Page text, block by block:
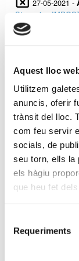
Aquest lloc
Utilitzem
anuncis, oferir
trànsit del lloc.
com feu servir
socials, de
seu torn, ells la
els hàgiu
que heu fet
Requeriments
27-05-2021 -
Streaming
CARBONI DELS
25-05-2021 -
20-05-2021 -
Streaming